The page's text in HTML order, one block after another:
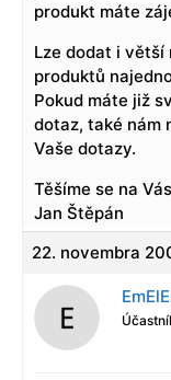
produkt máte
Lze dodat i
produktů
Pokud máte již
dotaz, také nám
Vaše dotazy.
Těšíme se na Vás
Jan Štěpán
22. novembra